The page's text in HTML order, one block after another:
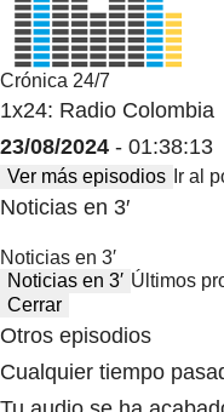
Crónica 24/7
1x24: Radio Colombia
23/08/2024 - 01:38:13
Ver más episodios Ir al
Noticias en 3′
Noticias en 3′
Noticias en 3′ Últimos
Cerrar
Otros episodios
Cualquier tiempo